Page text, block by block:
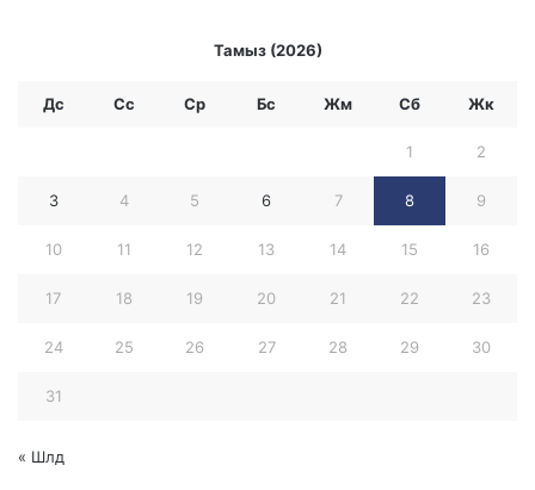
Тамыз (2026)
Дс Сс Ср Бc Жм Сб Жк
1 2
3 4 5 6 7 8 9
10 11 12 13 14 15 16
17 18 19 20 21 22 23
24 25 26 27 28 29 30
31
« Шлд